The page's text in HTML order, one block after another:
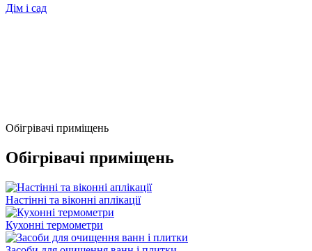
Дім і сад
Обігрівачі приміщень
Обігрівачі приміщень
Настінні та віконні аплікації
Кухонні термометри